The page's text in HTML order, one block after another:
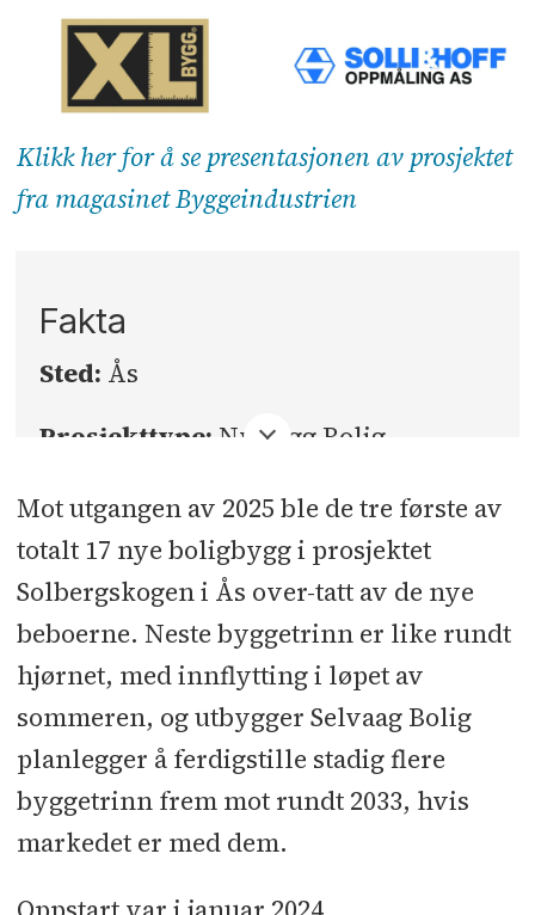
Klikk her for å se presentasjonen av prosjektet
fra magasinet Byggeindustrien
Fakta
Sted: Ås
Prosjekttype: Nybygg Bolig
Bruttoareal:4.385 kvadratmeter
Byggherre:Selvaag Bolig
Grenseveien AS
Entreprisekostnad:202 millioner
kroner ekskl. mva.
ARK:AART Architects
LARK:Studio Oslo
Mot utgangen av 2025 ble de tre første av
totalt 17 nye boligbygg i prosjektet
Solbergskogen i Ås over-tatt av de nye
beboerne. Neste byggetrinn er like rundt
hjørnet, med innflytting i løpet av
sommeren, og utbygger Selvaag Bolig
planlegger å ferdigstille stadig flere
byggetrinn frem mot rundt 2033, hvis
markedet er med dem.